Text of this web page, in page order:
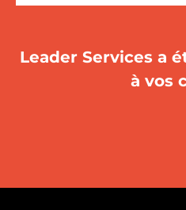
Leader Services a
à vos